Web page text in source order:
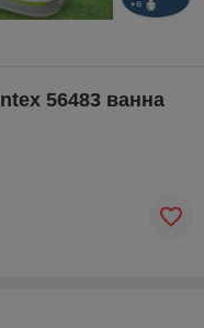
56483 ванна